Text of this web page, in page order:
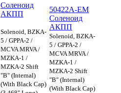
Соленоид
АКПП
Solenoid, BZKA-
5 / GPPA-2 /
MCVA MRVA /
MZKA-1 /
MZKA-2 Shift
"B" (Internal)
(With Black Cap)
50422A-EM
Соленоид
АКПП
Solenoid, BZKA-
5 / GPPA-2 /
MCVA MRVA /
MZKA-1 /
MZKA-2 Shift
"B" (Internal)
(With Black Cap)